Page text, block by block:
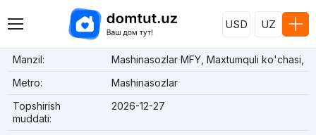
USD UZ
Manzil:
Mashinasozlar MFY, Maxtumquli ko'chasi,
Metro:
Mashinasozlar
Topshirish
muddati:
2026-12-27